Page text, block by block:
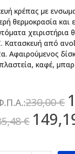
κρέπας με
θερμοκρασία
χειριστήρια
Κατασκευή από
Αφαιρούμενος
καφέ,
230,00 €
€